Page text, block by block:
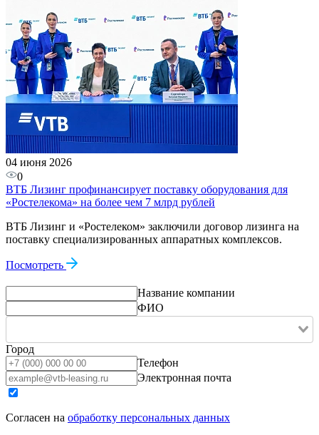
04 июня 2026
0
ВТБ Лизинг профинансирует поставку оборудования для
«Ростелекома» на более чем 7 млрд рублей
ВТБ Лизинг и «Ростелеком» заключили договор лизинга на
поставку специализированных аппаратных комплексов.
Посмотреть
Название компании
ФИО
Город
Телефон
Электронная почта
Согласен на обработку персональных данных